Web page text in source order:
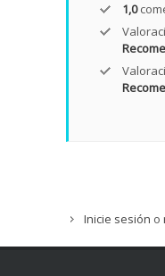
1,0
Inicie sesión o